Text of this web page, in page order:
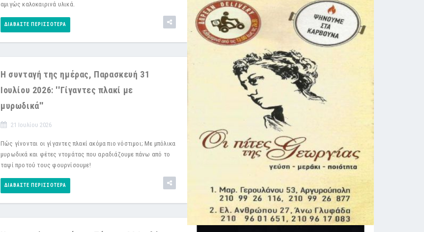
αμιγώς καλοκαιρινά υλικά.
ΔΙΑΒΆΣΤΕ ΠΕΡΙΣΣΌΤΕΡΑ
Η συνταγή της ημέρας, Παρασκευή 31
Ιουλίου 2026: ''Γίγαντες πλακί με
μυρωδικά''
21 Ιουλίου 2026
Πώς γίνονται οι γίγαντες πλακί ακόμα πιο νόστιμοι; Με μπόλικα
μυρωδικά και φέτες ντομάτας που αραδιάζουμε πάνω από το
ταψί προτού τους φουρνίσουμε!
ΔΙΑΒΆΣΤΕ ΠΕΡΙΣΣΌΤΕΡΑ